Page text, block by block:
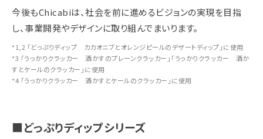
今後もChicabiは、社会を前に進めるビジョンの実現を目指
し、事業開発やデザインに取り組んでまいります。
*1,2 「どっぷりディップ カカオニブとオレンジピールのデザートディップ」に使用
*3 「うっかりクラッカー 酒かすのプレーンクラッカー」「うっかりクラッカー 酒か
すとケールのクラッカー」に使用
*4 「うっかりクラッカー 酒かすとケールのクラッカー」に使用
■どっぷりディップシリーズ